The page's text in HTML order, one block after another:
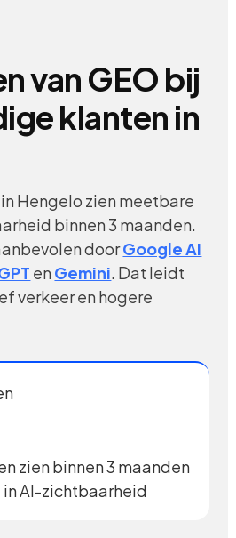
van GEO bij
klanten in
Hengelo zien meetbare
binnen 3 maanden.
doorGoogle AI
en Gemini. Dat leidt
verkeer en hogere
zien binnen 3 maanden
AI-zichtbaarheid